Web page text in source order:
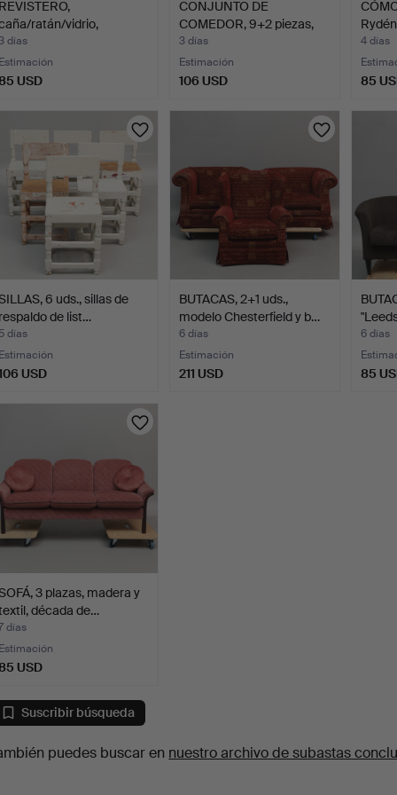
REVISTERO,
ratán/vidrio,
mita…
días
Estimación
USD
CONJUNTO DE
COMEDOR, 9+2 piezas,
roble, se…
3 días
Estimación
106 USD
4 días
85
6 uds., sillas de
respaldo de list…
5 días
Estimación
USD
BUTACAS, 2+1 uds.,
modelo Chesterfield y b…
6 días
Estimación
211 USD
6 días
85
3 plazas, madera y
década de…
días
Estimación
USD
Suscribir búsqueda
puedes buscar en nuestro archivo de subastas